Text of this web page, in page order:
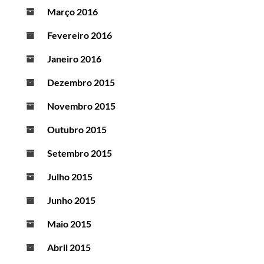
Março 2016
Fevereiro 2016
Janeiro 2016
Dezembro 2015
Novembro 2015
Outubro 2015
Setembro 2015
Julho 2015
Junho 2015
Maio 2015
Abril 2015